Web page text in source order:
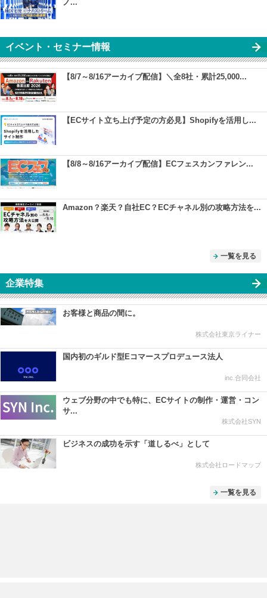
ノ...
イベント・セミナー情報
【8/7～8/16アーカイブ配信】＼全8社・累計25,000...
【ECサイト立ち上げ予定の方必見】Shopifyを活用し...
【8/8～8/16アーカイブ配信】ECフェスカンファレン...
Amazon？楽天？自社EC？ECチャネル別の攻略方法を...
一覧を見る
企業特集
お客様と商品の間に。
株式会社東京ライナー
国内初のギルド型Eコマースプロデュース法人
inc.合同会社
ウェブ分野の中でも特に、ECサイトの制作・運営・コン
サ...
株式会社SYN
ビジネスの成功を示す「道しるべ」として
株式会社ロードマップ
一覧を見る